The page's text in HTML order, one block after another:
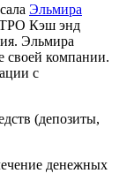
Эльмира
Кэш энд
Эльмира
своей компании.
с
(депозиты,
денежных